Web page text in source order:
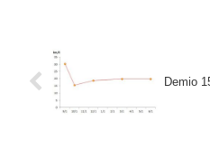
式会社電通国際情報サービス大興
電子通信株式会社PCIホールデ...
Demio